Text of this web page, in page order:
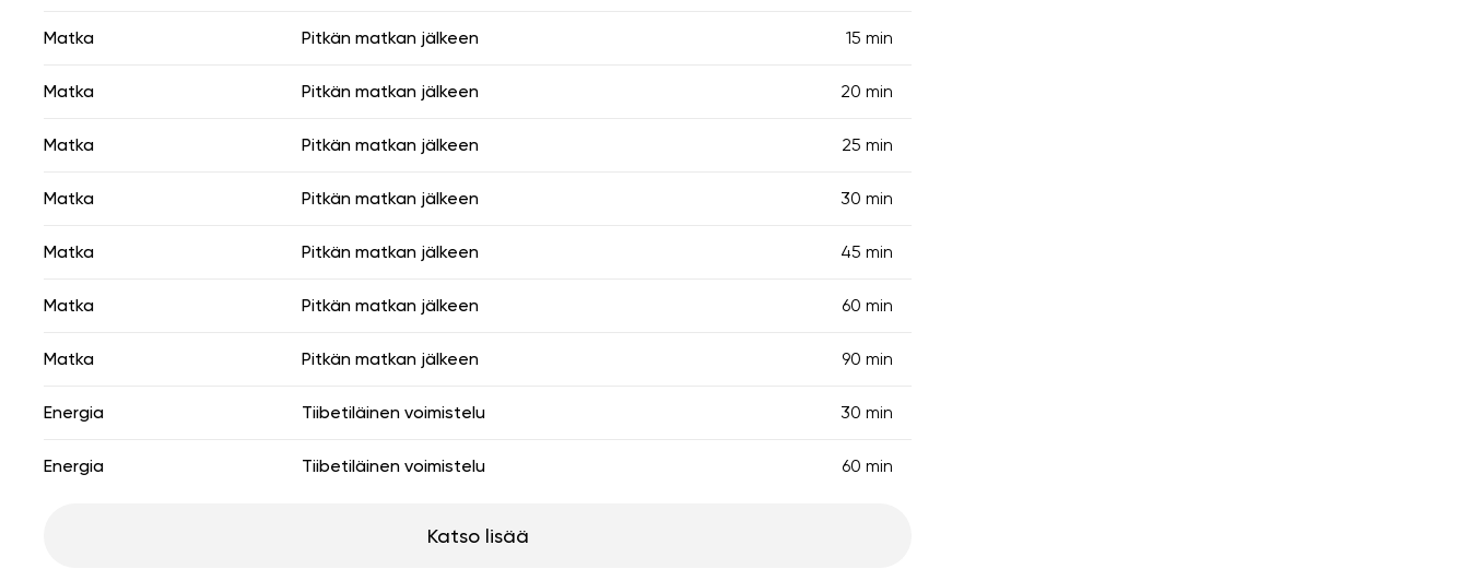
Matka Pitkän matkan jälkeen 15 min
Matka Pitkän matkan jälkeen 20 min
Matka Pitkän matkan jälkeen 25 min
Matka Pitkän matkan jälkeen 30 min
Matka Pitkän matkan jälkeen 45 min
Matka Pitkän matkan jälkeen 60 min
Matka Pitkän matkan jälkeen 90 min
Energia Tiibetiläinen voimistelu 30 min
Energia Tiibetiläinen voimistelu 60 min
Katso lisää